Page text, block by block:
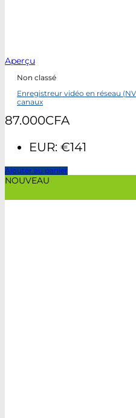
Aperçu
Non classé
Enregistreur vidéo en réseau
canaux
87.000CFA
EUR: €141
Ajouter au panier
NOUVEAU